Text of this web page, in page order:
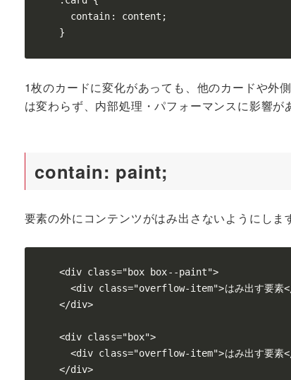
  contain: content;
1枚のカードに変化があっても、他のカードや外
は変わらず、内部処理・パフォーマンスに影響が
contain: paint;
要素の外にコンテンツがはみ出さないようにし
<div class="box box--paint">
<div class="overflow-item">はみ出す要素
</div>
<div class="box">
<div class="overflow-item">はみ出す要素
</div>